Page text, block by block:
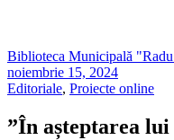
Biblioteca Municipală
noiembrie 15, 2024
Editoriale, Proiecte online
”În așteptarea